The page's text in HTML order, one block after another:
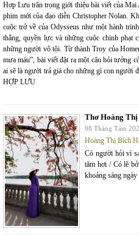
Hợp Lưu trân trọng giới thiệu bài viết của
phim mới của đạo diễn Christopher Nolan.
cuộc trở về của Odysseus như một hành
thắng, quyền lực và những cuộc chinh phạt
những người vô tội. Từ thành Troy của
mưa máu”, bài viết đặt ra một câu hỏi tưởng
ai sẽ là người trả giá cho những gì con
HỢP LƯU
Thơ Hoàng
08 Tháng Tám
Hoàng Thị Bích
Có người hỏi vì
tăm hơi / Có lẽ
khoảng sáng